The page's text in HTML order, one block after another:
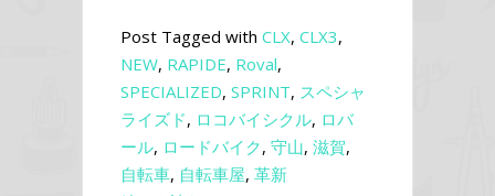
Post Tagged with CLX, CLX3,
NEW, RAPIDE, Roval,
SPECIALIZED, SPRINT, スペシャ
ライズド, ロコバイシクル, ロバ
ール, ロードバイク, 守山, 滋賀,
自転車, 自転車屋, 革新